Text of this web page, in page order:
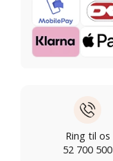
Ring til os
52 700 500